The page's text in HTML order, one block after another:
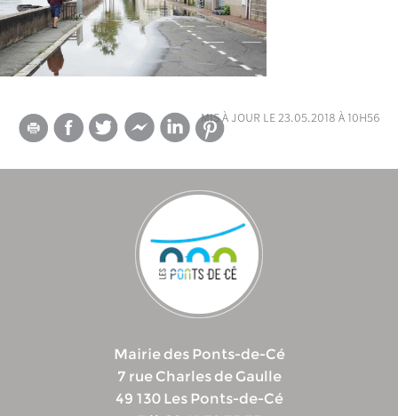
mis à jour le 23.05.2018 à 10h56
Mairie des Ponts-de-Cé
7 rue Charles de Gaulle
49 130 Les Ponts-de-Cé